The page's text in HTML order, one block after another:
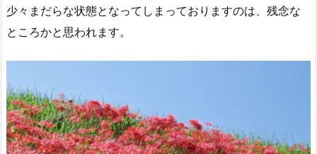
少々まだらな状態となってしまっておりますのは、残念な
ところかと思われます。